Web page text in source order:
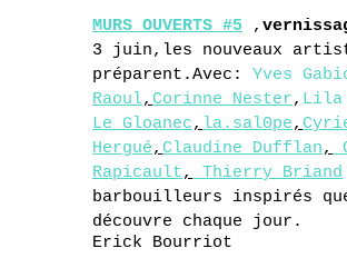
MURS OUVERTS #5 ,
3 juin,les nouveaux
préparent.Avec: Yves
Raoul, Corinne Nester, Lila
Le Gloanec, la.sal0pe,
Hergué, Claudine Dufflan,
Rapicault, Thierry Briand
barbouilleurs inspirés
découvre chaque jour.
Erick Bourriot